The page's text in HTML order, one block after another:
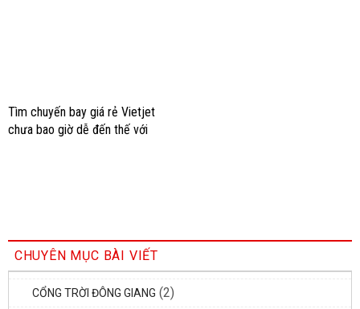
Tìm chuyến bay giá rẻ Vietjet
chưa bao giờ dễ đến thế với
CHUYÊN MỤC BÀI VIẾT
CỔNG TRỜI ĐÔNG GIANG (2)